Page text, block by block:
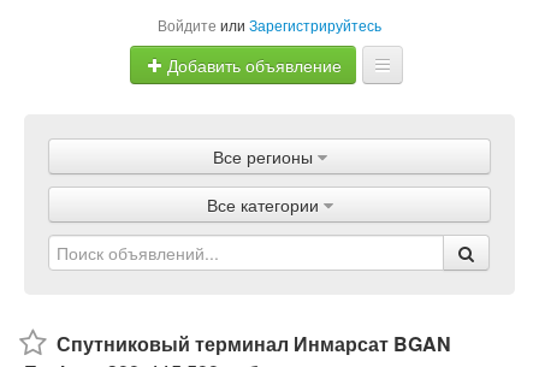
Войдите или Зарегистрируйтесь
Добавить объявление
Объявления
Магазины
Услуги
Все регионы
Все категории
Спутниковый терминал Инмарсат BGAN